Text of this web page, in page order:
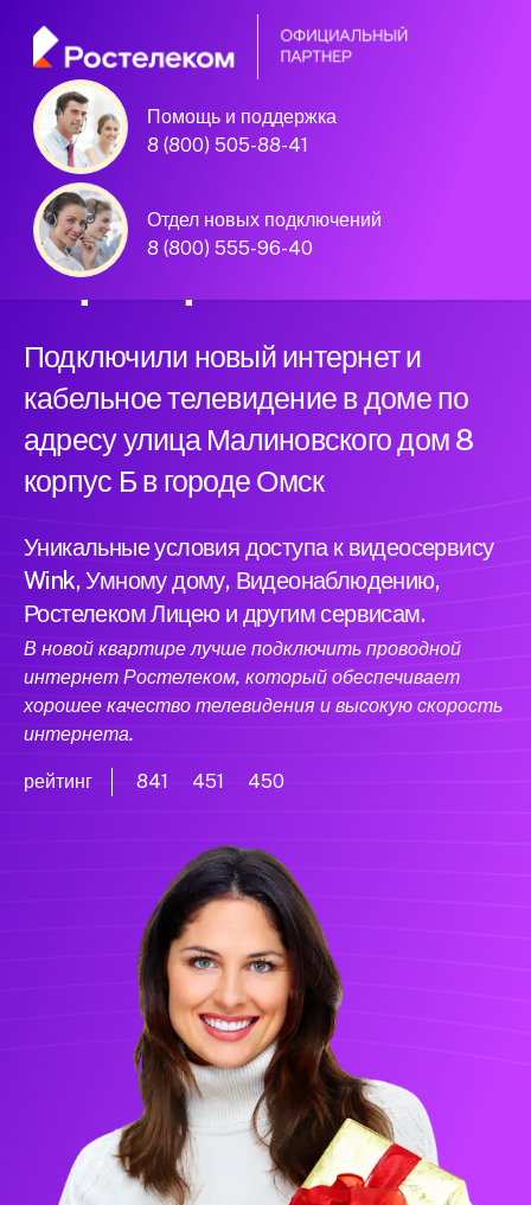
Помощь и поддержка
8 (800) 505-88-41
Отдел новых подключений
8 (800) 555-96-40
Омск, улица Малиновского дом 8
корпус Б
Официальный
партнер Ростелеком
Подключили новый интернет и
кабельное телевидение в доме по
адресу улица Малиновского дом 8
корпус Б в городе Омск
Уникальные условия доступа к видеосервису
Wink, Умному дому, Видеонаблюдению,
Ростелеком Лицею и другим сервисам.
В новой квартире лучше подключить проводной
интернет Ростелеком, который обеспечивает
хорошее качество телевидения и высокую скорость
интернета.
рейтинг 841 451 450